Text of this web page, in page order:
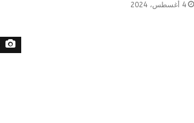
4 أغسطس، 2024